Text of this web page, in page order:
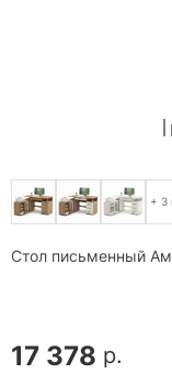
+ 3
Стол письменный
17 378 р.